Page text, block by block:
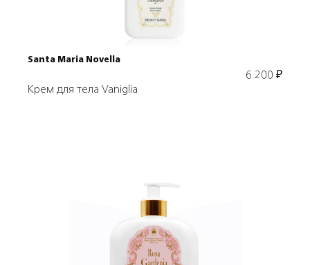
Santa Maria Novella
6 200 ₽
Крем для тела Vaniglia
Подробнее